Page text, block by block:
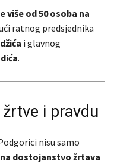
više od 50 osoba na
ratnog predsjednika
i glavnog
.
i pravdu
nisu samo
dostojanstvo žrtava